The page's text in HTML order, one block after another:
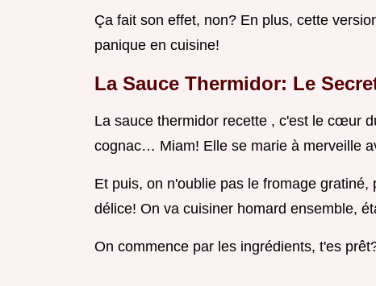
Ça fait son effet, non? En plus, cette
panique en cuisine!
La Sauce Thermidor: Le
La sauce thermidor recette , c'est le cœur
cognac… Miam! Elle se marie à merveille
Et puis, on n'oublie pas le fromage
délice! On va cuisiner homard ensemble,
On commence par les ingrédients, t'es